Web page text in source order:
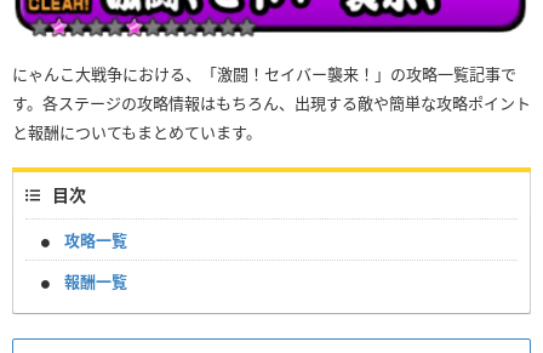
にゃんこ大戦争における、「激闘！セイバー襲来！」の攻略一覧記事で
す。各ステージの攻略情報はもちろん、出現する敵や簡単な攻略ポイント
と報酬についてもまとめています。
目次
攻略一覧
報酬一覧